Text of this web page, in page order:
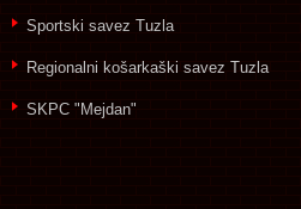
Sportski savez Tuzla
Regionalni košarkaški savez Tuzla
SKPC "Mejdan"